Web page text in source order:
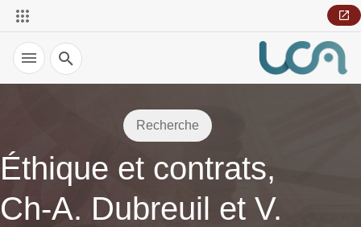
Recherche
Recherche
Éthique et contrats,
Ch-A. Dubreuil et V.